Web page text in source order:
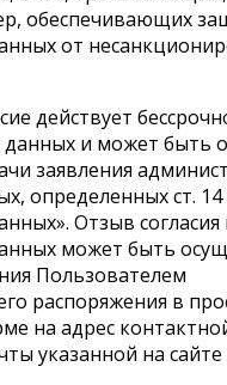
обеспечивающих
от
действует
данных и может быть
заявления
определенных ст.
Отзыв согласия
может быть
Пользователем
распоряжения в
на адрес
указанной на